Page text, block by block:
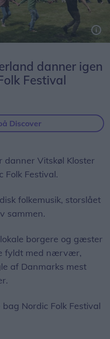
danner igen
Festival
Discover
danner Vitskøl Kloster
Folk Festival.
folkemusik, storslået
sammen.
borgere og gæster
fyldt med nærvær,
af Danmarks mest
Nordic Folk Festival